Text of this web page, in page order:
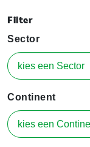
Filter
Sector
Continent